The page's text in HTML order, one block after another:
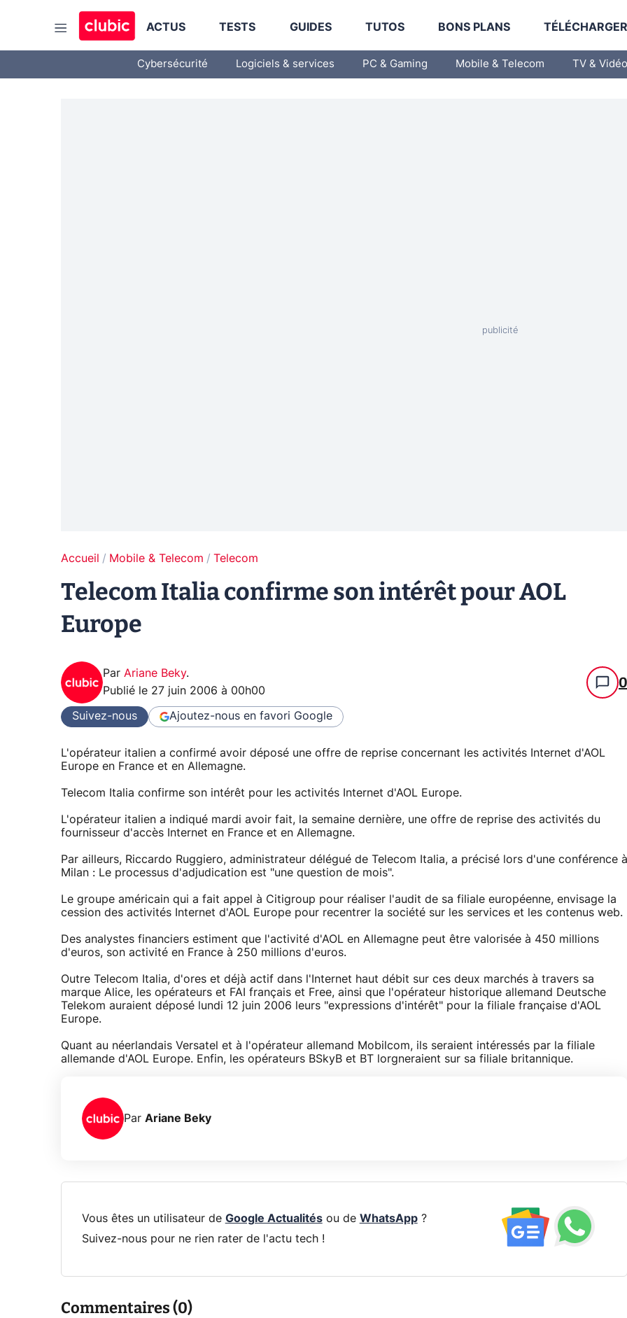
ACTUS TESTS GUIDES TUTOS BONS PLANS
Cybersécurité Logiciels & services PC & Gaming Mobile & Telecom TV & Vidéo
Accueil Mobile & Telecom Telecom
Telecom Italia confirme son intérêt pour AOL
Europe
Par Ariane Beky.
Publié le 27 juin 2006 à 00h00 0
Suivez-nous Ajoutez-nous en favori Google
L'opérateur italien a confirmé avoir déposé une offre de reprise concernant les activités Internet d'AOL
Europe en France et en Allemagne.
Telecom Italia confirme son intérêt pour les activités Internet d'AOL Europe.
L'opérateur italien a indiqué mardi avoir fait, la semaine dernière, une offre de reprise des activités du
fournisseur d'accès Internet en France et en Allemagne.
Par ailleurs, Riccardo Ruggiero, administrateur délégué de Telecom Italia, a précisé lors d'une conférence à
Milan : Le processus d'adjudication est "une question de mois".
Le groupe américain qui a fait appel à Citigroup pour réaliser l'audit de sa filiale européenne, envisage la
cession des activités Internet d'AOL Europe pour recentrer la société sur les services et les contenus web.
Des analystes financiers estiment que l'activité d'AOL en Allemagne peut être valorisée à 450 millions
d'euros, son activité en France à 250 millions d'euros.
Outre Telecom Italia, d'ores et déjà actif dans l'Internet haut débit sur ces deux marchés à travers sa
marque Alice, les opérateurs et FAI français et Free, ainsi que l'opérateur historique allemand Deutsche
Telekom auraient déposé lundi 12 juin 2006 leurs "expressions d'intérêt" pour la filiale française d'AOL
Europe.
Quant au néerlandais Versatel et à l'opérateur allemand Mobilcom, ils seraient intéressés par la filiale
allemande d'AOL Europe. Enfin, les opérateurs BSkyB et BT lorgneraient sur sa filiale britannique.
Par Ariane Beky
Vous êtes un utilisateur de Google Actualitésou de WhatsApp?
Suivez-nous pour ne rien rater de l'actu tech !
Commentaires (0)